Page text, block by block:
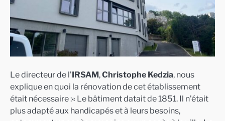
Le directeur de l’IRSAM,Christophe Kedzia, nous
explique en quoi la rénovation de cet établissement
était nécessaire :« Le bâtiment datait de 1851. Il n’était
plus adapté aux handicapés et à leurs besoins,